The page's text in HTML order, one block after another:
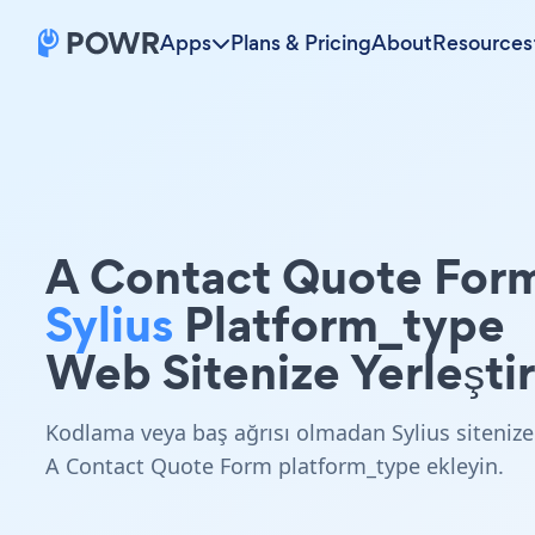
Apps Plans & PricingAboutResources
A Contact Quote
Sylius Platform_type
Web Sitenize
Kodlama veya baş ağrısı olmadan Sylius sitenize
A Contact Quote Form platform_type ekleyin.